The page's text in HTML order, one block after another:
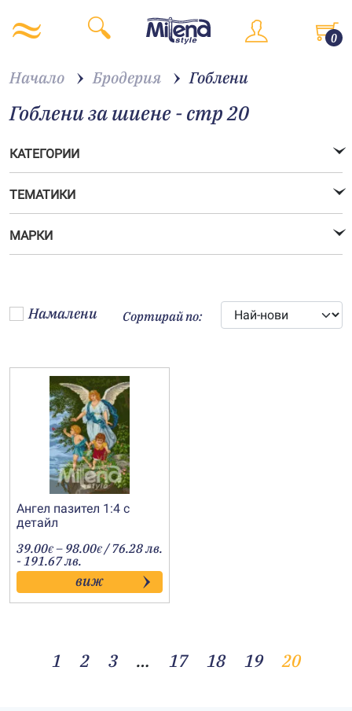
0
Начало Бродерия Гоблени
Гоблени за шиене - стр 20
КАТЕГОРИИ
ТЕМАТИКИ
МАРКИ
Намалени Сортирай по:
Ангел пазител 1:4 с
детайл
39.00€ – 98.00€Price
range:
39.00€
through
98.00€
/ 76.28 лв.
- 191.67 лв.
виж
1 2 3 … 17 18 19 20